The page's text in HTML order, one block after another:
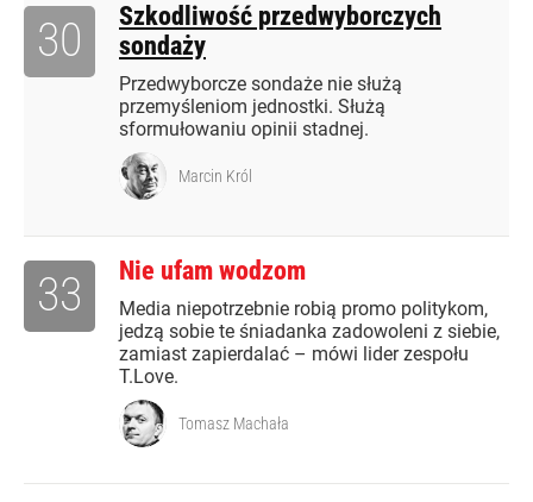
Szkodliwość przedwyborczych
sondaży
Przedwyborcze sondaże nie służą
przemyśleniom jednostki. Służą
sformułowaniu opinii stadnej.
30
Marcin Król
Nie ufam wodzom
Media niepotrzebnie robią promo politykom,
jedzą sobie te śniadanka zadowoleni z siebie,
zamiast zapierdalać – mówi lider zespołu
T.Love.
33
Tomasz Machała